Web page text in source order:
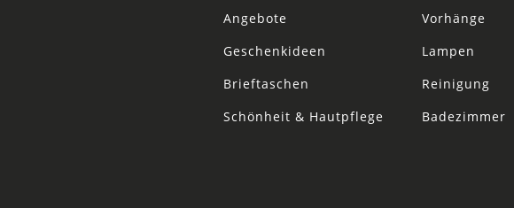
Angebote
Geschenkideen
Brieftaschen
Schönheit & Hautpflege
Vorhänge
Lampen
Reinigung
Badezimmer